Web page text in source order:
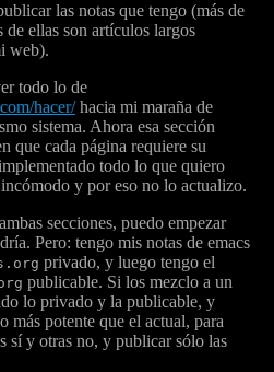
las notas que tengo (más de
de ellas son artículos largos
web).
todo lo de
hacer/hacia mi maraña de
sistema. Ahora esa sección
que cada página requiere su
todo lo que quiero
y por eso no lo actualizo.
secciones, puedo empezar
Pero: tengo mis notas de emacs
privado, y luego tengo el
publicable. Si los mezclo a un
lo privado y la publicable, y
más potente que el actual, para
sí y otras no, y publicar sólo las